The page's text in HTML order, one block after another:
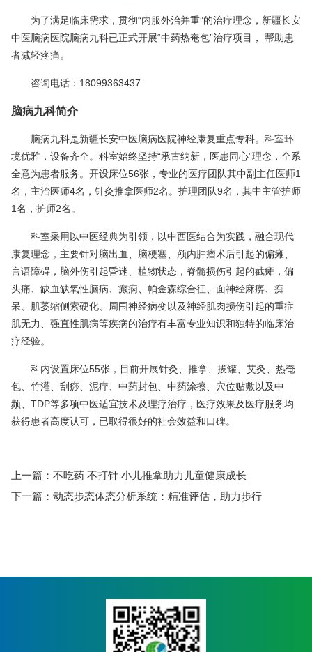
为了满足临床需求，贯彻“内服外治并重”的治疗理念，新疆长安
中医脑病医院脑病九科已正式开展“中药热奄包”治疗项目， 帮助患
者减轻疼痛。
咨询电话：18099363437
脑病九科简介
脑病九科是新疆长安中医脑病医院神经康复重点专科。科室环
境优雅，设备齐全。科室始终坚持“承古纳新，医患同心”理念，全系
全意为患者服务。开设床位56张，专业的医疗团队其中副主任医师1
名，主治医师4名，针灸推拿医师2名。护理团队9名，其中主管护师
1名，护师2名。
科室采用以中医经典为引领，以中西医结合为实践，融合现代
康复理念，主要针对脑出血、脑梗塞、颅内肿瘤术后引起的偏瘫、
言语障碍，脑外伤引起昏迷、植物状态，脊髓损伤引起的截瘫，偏
头痛、缺血缺氧性脑病、癫痫、帕金森综合征、面神经麻痹、痴
呆、肌萎缩侧索硬化、周围神经病变以及神经肌肉损伤引起的重症
肌无力、强直性肌病等疾病的治疗有丰富专业知识和独特的临床治
疗经验。
科内设置床位55张，目前开展针灸、推拿、拔罐、艾灸、热奄
包、竹灌、刮痧、泥疗、中药封包、中药涂擦、穴位贴敷以及中
频、TDP等多项中医适宜技术及理疗治疗，医疗效果及医疗服务均
获得患者高度认可，已取得很好的社会效益和口碑。
上一篇： 不吃药 不打针 小儿推拿助力儿童健康成长
下一篇： 动态步态体态分析系统：精准评估，助力步行